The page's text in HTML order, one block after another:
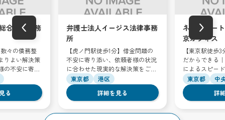
合法律事務
々の債務整
りよい解決策
不安に寄り
を解決しま
る
弁護士法人イージス法律事務
所
【虎ノ門駅徒歩1分】借金問題の
不安に寄り添い、依頼者様の状況
に合わせた現実的な解決策をご提
案します
東京都
港区
詳細を見る
ネクスパー
京オフィス
【東京駅徒歩
だからできる
によるスピー
東京都
中
詳
‹ ›